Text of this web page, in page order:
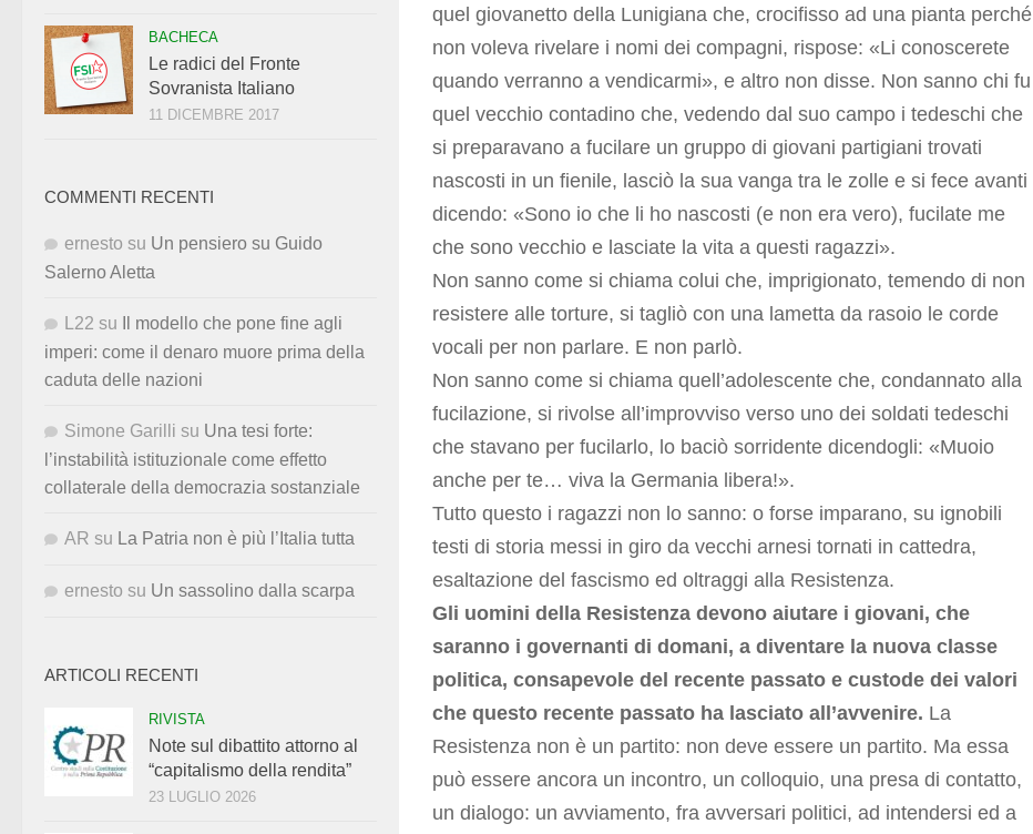
quel giovanetto della Lunigiana che, crocifisso ad una pianta perché
non voleva rivelare i nomi dei compagni, rispose: «Li conoscerete
quando verranno a vendicarmi», e altro non disse. Non sanno chi fu
quel vecchio contadino che, vedendo dal suo campo i tedeschi che
si preparavano a fucilare un gruppo di giovani partigiani trovati
nascosti in un fienile, lasciò la sua vanga tra le zolle e si fece avanti
dicendo: «Sono io che li ho nascosti (e non era vero), fucilate me
che sono vecchio e lasciate la vita a questi ragazzi».
Non sanno come si chiama colui che, imprigionato, temendo di non
resistere alle torture, si tagliò con una lametta da rasoio le corde
vocali per non parlare. E non parlò.
Non sanno come si chiama quell’adolescente che, condannato alla
fucilazione, si rivolse all’improvviso verso uno dei soldati tedeschi
che stavano per fucilarlo, lo baciò sorridente dicendogli: «Muoio
anche per te… viva la Germania libera!».
Tutto questo i ragazzi non lo sanno: o forse imparano, su ignobili
testi di storia messi in giro da vecchi arnesi tornati in cattedra,
esaltazione del fascismo ed oltraggi alla Resistenza.
Gli uomini della Resistenza devono aiutare i giovani, che
saranno i governanti di domani, a diventare la nuova classe
politica, consapevole del recente passato e custode dei valori
che questo recente passato ha lasciato all’avvenire. La
Resistenza non è un partito: non deve essere un partito. Ma essa
può essere ancora un incontro, un colloquio, una presa di contatto,
un dialogo: un avviamento, fra avversari politici, ad intendersi ed a
BACHECA
Le radici del Fronte
Sovranista Italiano
11 DICEMBRE 2017
COMMENTI RECENTI
ernesto su Un pensiero su Guido
Salerno Aletta
L22 su
Il modello che pone fine agli
imperi: come il denaro muore prima della
caduta delle nazioni
Simone Garilli su Una tesi forte:
l’instabilità istituzionale come effetto
collaterale della democrazia sostanziale
AR su La Patria non è più l’Italia tutta
ernesto su Un sassolino dalla scarpa
ARTICOLI RECENTI
RIVISTA
Note sul dibattito attorno al
“capitalismo della rendita”
23 LUGLIO 2026